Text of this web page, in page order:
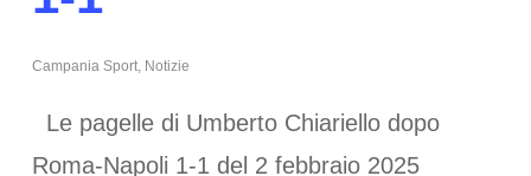
Campania Sport, Notizie
Le pagelle di Umberto Chiariello dopo
Roma-Napoli 1-1 del 2 febbraio 2025